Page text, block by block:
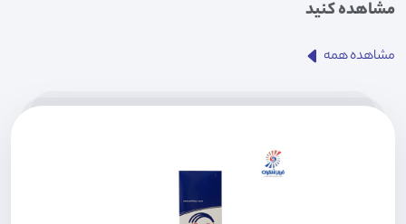
مشاهده کنید
مشاهده همه